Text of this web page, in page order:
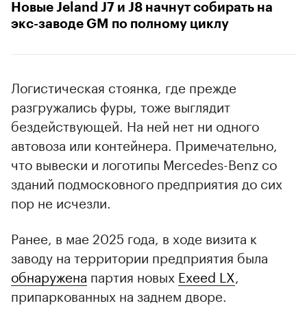
Новые Jeland J7 и J8 начнут собирать на
экс-заводе GM по полному циклу
Логистическая стоянка, где прежде
разгружались фуры, тоже выглядит
бездействующей. На ней нет ни одного
автовоза или контейнера. Примечательно,
что вывески и логотипы Mercedes-Benz со
зданий подмосковного предприятия до сих
пор не исчезли.
Ранее, в мае 2025 года, в ходе визита к
заводу на территории предприятия была
обнаружена партия новых Exeed LX,
припаркованных на заднем дворе.